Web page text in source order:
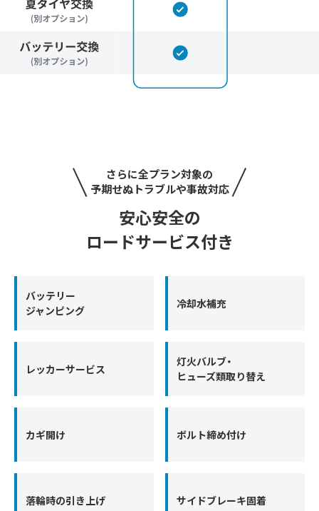
さらに全プラン対象の
予期せぬトラブルや事故対応
安心安全の
ロードサービス付き
バッテリー
ジャンピング
冷却水補充
レッカーサービス
灯火バルブ・
ヒューズ類取り替え
カギ開け ボルト締め付け
落輪時の引き上げ サイドブレーキ固着